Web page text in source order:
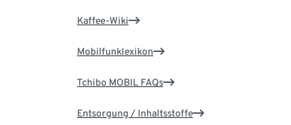
Kaffee-Wiki
Mobilfunklexikon
Tchibo MOBIL FAQs
Entsorgung / Inhaltsstoffe